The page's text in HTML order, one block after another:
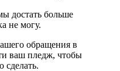
достать больше
не могу.
обращения в
ваш пледж, чтобы